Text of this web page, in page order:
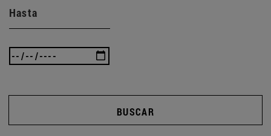
Hasta
BUSCAR